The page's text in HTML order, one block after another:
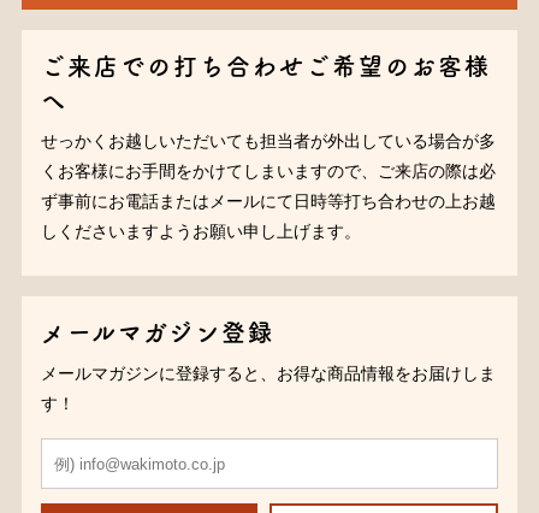
ご来店での打ち合わせご希望のお客様
へ
せっかくお越しいただいても担当者が外出している場合が多
くお客様にお手間をかけてしまいますので、ご来店の際は必
ず事前にお電話またはメールにて日時等打ち合わせの上お越
しくださいますようお願い申し上げます。
メールマガジン登録
メールマガジンに登録すると、お得な商品情報をお届けしま
す！